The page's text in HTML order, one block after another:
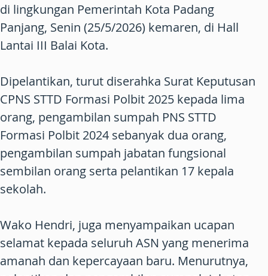
di lingkungan Pemerintah Kota Padang
Panjang, Senin (25/5/2026) kemaren, di Hall
Lantai III Balai Kota.
Dipelantikan, turut diserahka Surat Keputusan
CPNS STTD Formasi Polbit 2025 kepada lima
orang, pengambilan sumpah PNS STTD
Formasi Polbit 2024 sebanyak dua orang,
pengambilan sumpah jabatan fungsional
sembilan orang serta pelantikan 17 kepala
sekolah.
Wako Hendri, juga menyampaikan ucapan
selamat kepada seluruh ASN yang menerima
amanah dan kepercayaan baru. Menurutnya,